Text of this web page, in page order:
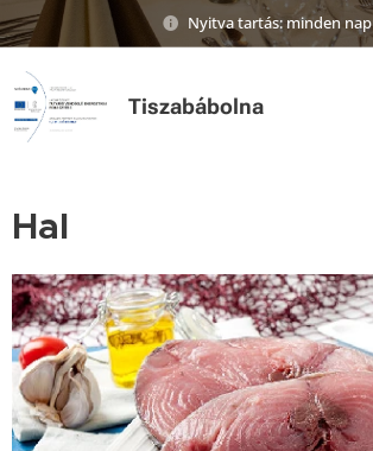
Nyitva tartás: minden nap
Tiszabábolna
Hal